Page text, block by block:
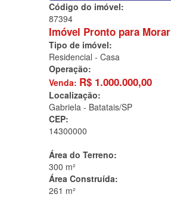
Código do imóvel:
87394
Imóvel Pronto para Morar
Tipo de imóvel:
Residencial - Casa
Operação:
Venda: R$ 1.000.000,00
Localização:
Gabriela - Batatais/SP
CEP:
14300000
Área do Terreno:
300 m²
Área Construída:
261 m²